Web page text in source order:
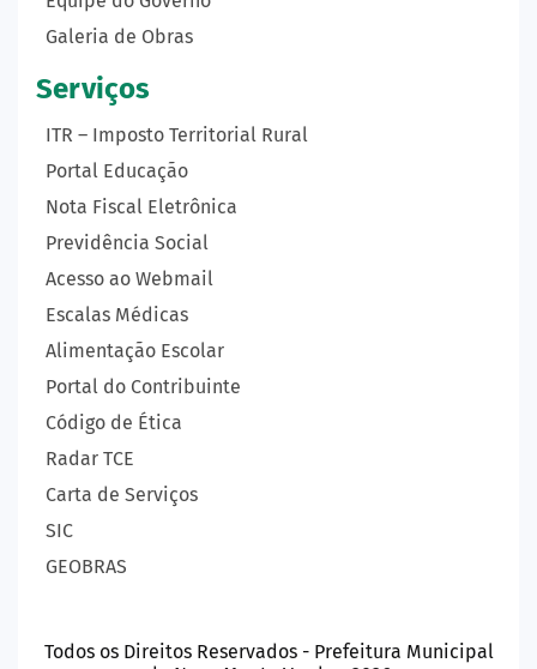
Galeria de Obras
Serviços
ITR – Imposto Territorial Rural
Portal Educação
Nota Fiscal Eletrônica
Previdência Social
Acesso ao Webmail
Escalas Médicas
Alimentação Escolar
Portal do Contribuinte
Código de Ética
Radar TCE
Carta de Serviços
SIC
GEOBRAS
Todos os Direitos Reservados - Prefeitura Municipal